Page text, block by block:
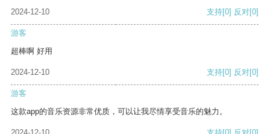
2024-12-10 支持[0] 反对[0]
游客
超棒啊 好用
2024-12-10 支持[0] 反对[0]
游客
这款app的音乐资源非常优质，可以让我尽情享受音乐的魅力。